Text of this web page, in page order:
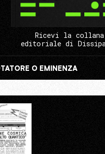
Ricevi la collana
editoriale di
O EMINENZA